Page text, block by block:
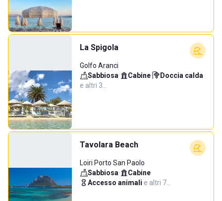
La Spigola
Golfo Aranci
Sabbiosa· Cabine· Doccia calda·
e altri 3…
Tavolara Beach
Loiri Porto San Paolo
Sabbiosa· Cabine·
Accesso animali·e altri 7…